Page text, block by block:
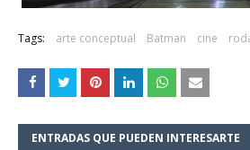
Tags: arte conceptual Batman cine
ENTRADAS QUE PUEDEN INTERESARTE